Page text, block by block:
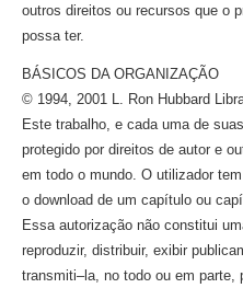
outros direitos ou recursos que o
possa ter.
BÁSICOS DA ORGANIZAÇÃO
© 1994, 2001 L. Ron Hubbard
Este trabalho, e cada uma de
protegido por direitos de autor e
em todo o mundo. O utilizador
o download de um capítulo ou
Essa autorização não constitui
reproduzir, distribuir, exibir
transmiti–la, no todo ou em parte,